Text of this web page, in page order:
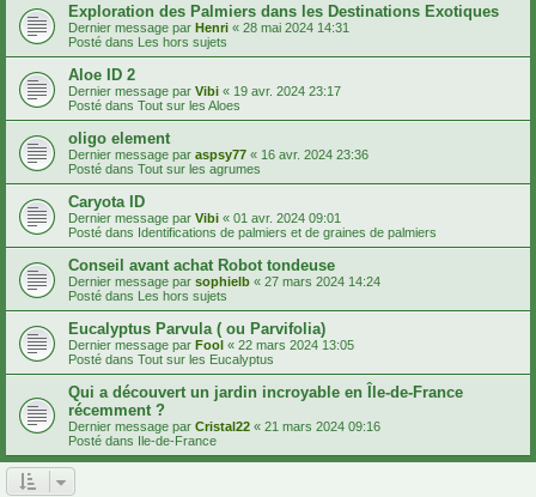
Exploration des Palmiers dans les Destinations Exotiques
Dernier message par Henri « 28 mai 2024 14:31
Posté dans Les hors sujets
Aloe ID 2
Dernier message par Vibi « 19 avr. 2024 23:17
Posté dans Tout sur les Aloes
oligo element
Dernier message par aspsy77 « 16 avr. 2024 23:36
Posté dans Tout sur les agrumes
Caryota ID
Dernier message par Vibi « 01 avr. 2024 09:01
Posté dans Identifications de palmiers et de graines de palmiers
Conseil avant achat Robot tondeuse
Dernier message par sophielb « 27 mars 2024 14:24
Posté dans Les hors sujets
Eucalyptus Parvula ( ou Parvifolia)
Dernier message par Fool « 22 mars 2024 13:05
Posté dans Tout sur les Eucalyptus
Qui a découvert un jardin incroyable en Île-de-France
récemment ?
Dernier message par Cristal22 « 21 mars 2024 09:16
Posté dans Ile-de-France